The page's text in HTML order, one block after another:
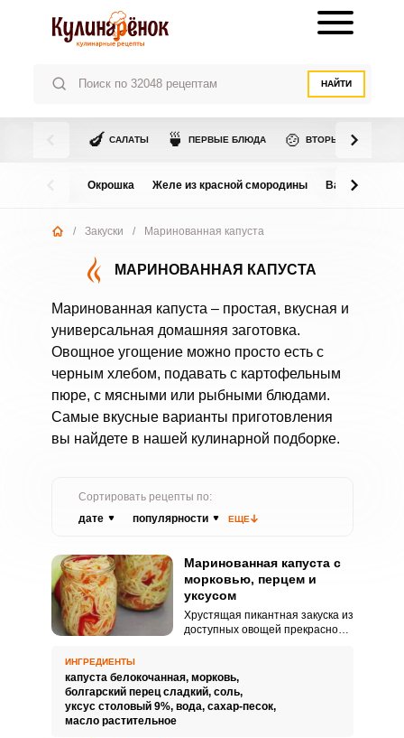
НАЙТИ
🍆 САЛАТЫ 🍵 ПЕРВЫЕ БЛЮДА 🍲 ВТОРЫЕ БЛЮДА
Окрошка Желе из красной смородины Варенье из
/ Закуски / Маринованная капуста
МАРИНОВАННАЯ КАПУСТА
Маринованная капуста – простая, вкусная и
универсальная домашняя заготовка.
Овощное угощение можно просто есть с
черным хлебом, подавать с картофельным
пюре, с мясными или рыбными блюдами.
Самые вкусные варианты приготовления
вы найдете в нашей кулинарной подборке.
Сортировать рецепты по:
дате
популярности ЕЩЕ
Маринованная капуста с
морковью, перцем и
уксусом
Хрустящая пикантная закуска из
доступных овощей прекрасно
людей, которые следят за своей
фигурой. Блюдо готовится
быстро и не содержит в себе
ИНГРЕДИЕНТЫ
капуста белокочанная, морковь,
болгарский перец сладкий, соль,
уксус столовый 9%, вода, сахар-песок,
масло растительное